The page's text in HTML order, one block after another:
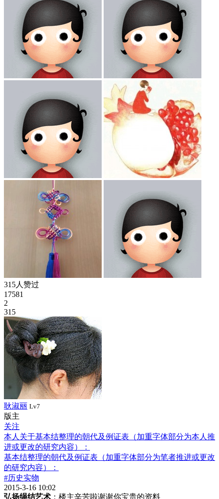
315人赞过
17581
2
315
耿淑丽 Lv7
版主
关注
本人关于基本结整理的朝代及例证表（加重字体部分为本人推
进或更改的研究内容）：
基本结整理的朝代及例证表（加重字体部分为笔者推进或更改
的研究内容）：
#历史实物
2015-3-16 10:02
弘扬绳结艺术 ：楼主辛苦啦谢谢你宝贵的资料